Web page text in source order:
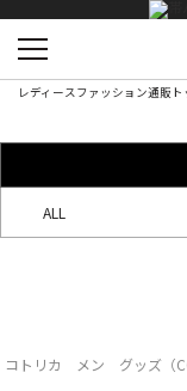
レディースファッション通販ト
ALL
コトリカ メン グッズ（